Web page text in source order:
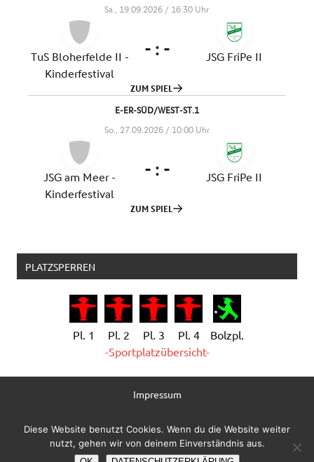
PLATZSPERREN
Pl. 1 Pl. 2 Pl. 3 Pl. 4
Bolzpl.
-Sportplatzübersicht-
Impressum
Administration
Diese Website benutzt Cookies. Wenn du die Website weiter
nutzt, gehen wir von deinem Einverständnis aus.